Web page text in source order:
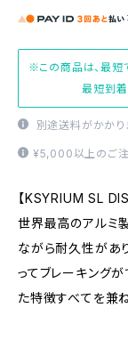
※この商品は、最短
最短到着
別途送料がかかり
¥5,000以上のご注
【KSYRIUM SL
世界最高のアルミ
ながら耐久性があ
ってブレーキング
た特徴すべてを兼